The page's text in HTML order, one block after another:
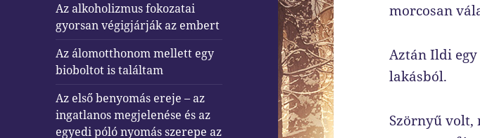
Az alkoholizmus fokozatai
gyorsan végigjárják az embert
Az álomotthonom mellett egy
bioboltot is találtam
Az első benyomás ereje – az
ingatlanos megjelenése és az
egyedi póló nyomás szerepe az
morcosan
Aztán Ildi
lakásból.
Szörnyű volt,